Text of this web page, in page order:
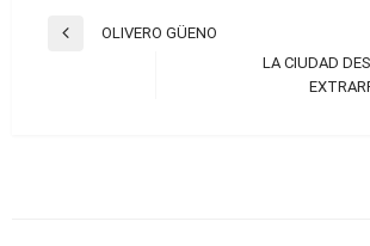
Navegación
Entrada
OLIVERO GÜENO
LA CIUDAD